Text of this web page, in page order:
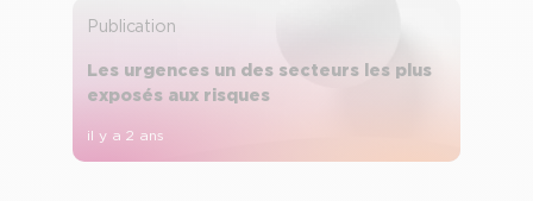
Publication
Les urgences un des secteurs les plus
exposés aux risques
il y a 2 ans